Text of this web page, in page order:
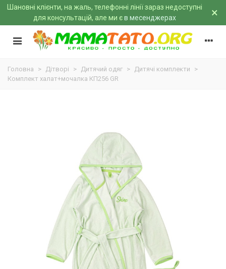
Шановні клієнти, на жаль, телефонні лінії зараз недоступні
для консультацій, але ми єв месенджерах ×
Головна > Дітворі > Дитячий одяг > Дитячі комплекти
>
Комплект халат+мочалка КП256 GR